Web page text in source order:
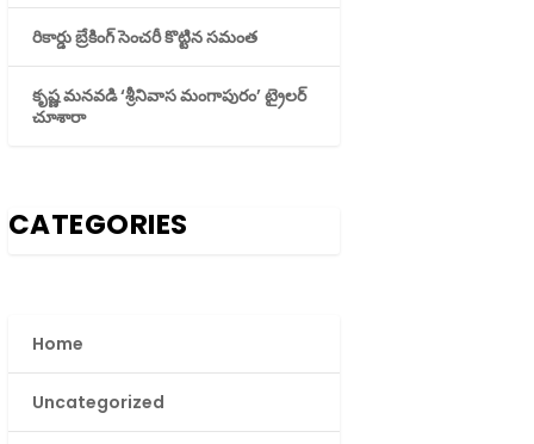
రికార్డు బ్రేకింగ్ సెంచరీ కొట్టిన సమంత
కృష్ణ మనవడి ‘శ్రీనివాస మంగాపురం’ ట్రైలర్
చూశారా
CATEGORIES
Home
Uncategorized